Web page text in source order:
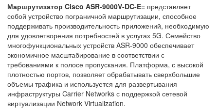
Маршрутизатор Cisco ASR-9000V-DC-E= представляет
собой устройство пограничной маршрутизации, способное
поддерживать производительность приложений, необходимую
для удовлетворения потребностей в услугах 5G. Семейство
многофункциональных устройств ASR-9000 обеспечивает
экономичное масштабирование в соответствии с
требованиями к полосе пропускания. Платформа, с высокой
плотностью портов, позволяет обрабатывать сверхбольшие
объемы трафика и используется для развертывания
инфраструктуры Carrier Networks с поддержкой сетевой
виртуализации Network Virtualization.